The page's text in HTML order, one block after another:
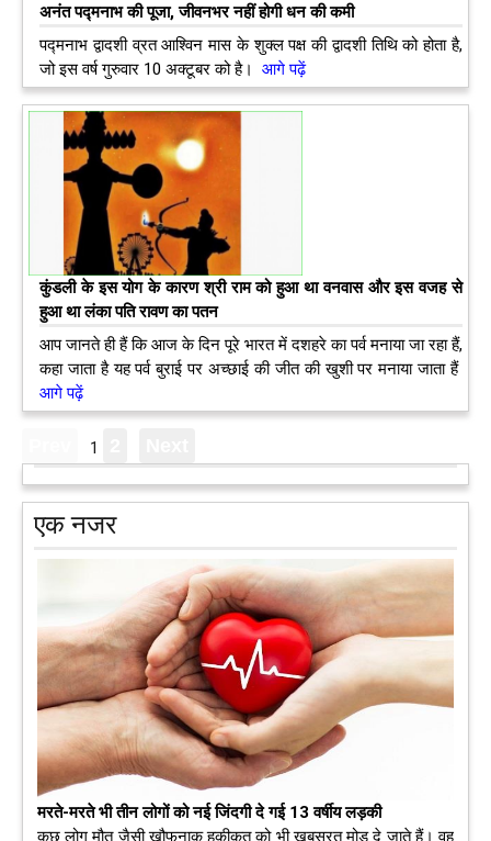
अनंत पद्मनाभ की पूजा, जीवनभर नहीं होगी धन की कमी
पद्मनाभ द्वादशी व्रत आश्विन मास के शुक्ल पक्ष की द्वादशी तिथि को होता है,
जो इस वर्ष गुरुवार 10 अक्टूबर को है।
आगे पढ़ें
कुंडली के इस योग के कारण श्री राम को हुआ था वनवास और इस वजह से
हुआ था लंका पति रावण का पतन
आप जानते ही हैं कि आज के दिन पूरे भारत में दशहरे का पर्व मनाया जा रहा हैं,
कहा जाता है यह पर्व बुराई पर अच्छाई की जीत की खुशी पर मनाया जाता हैं
आगे पढ़ें
1
एक नजर
मरते-मरते भी तीन लोगों को नई जिंदगी दे गई 13 वर्षीय लड़की
कुछ लोग मौत जैसी खौफनाक हकीकत को भी खूबसूरत मोड़ दे जाते हैं। वह